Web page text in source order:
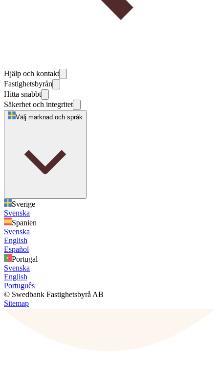
Hjälp och kontakt
Fastighetsbyrån
Hitta snabbt
Säkerhet och integritet
Välj marknad och språk
Sverige
Svenska
Spanien
Svenska
English
Español
Portugal
Svenska
English
Português
© Swedbank Fastighetsbyrå AB
Sitemap